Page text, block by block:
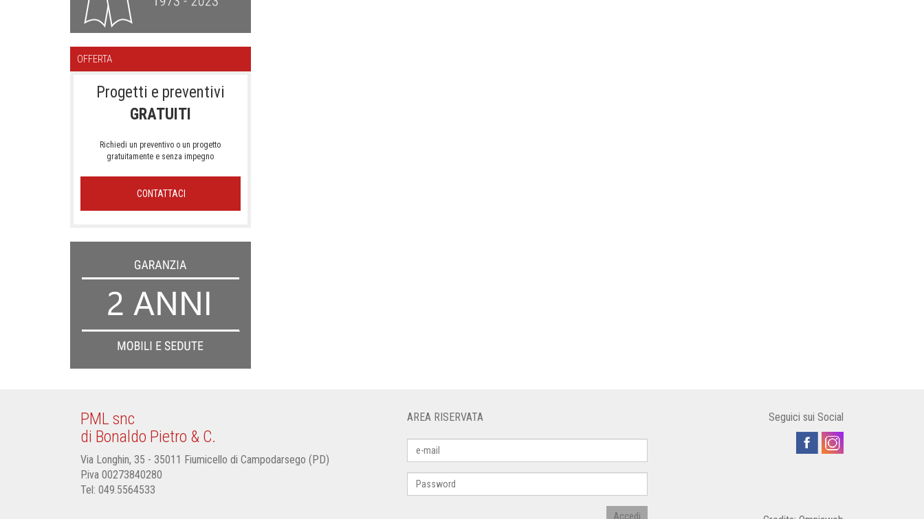
OFFERTA
Progetti e preventivi
GRATUITI
Richiedi un preventivo o un progetto
gratuitamente e senza impegno
CONTATTACI
PML snc
di Bonaldo Pietro & C.
Via Longhin, 35 - 35011 Fiumicello di Campodarsego (PD)
P.iva 00273840280
Tel: 049.5564533
AREA RISERVATA
Accedi
Seguici sui Social